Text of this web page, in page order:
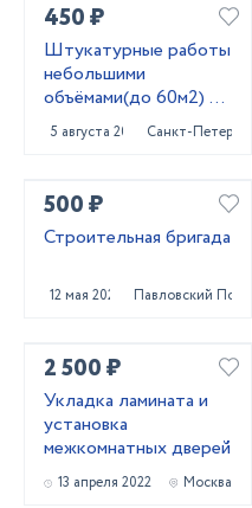
450 ₽
Штукатурные работы
небольшими
объёмами(до 60м2) по
маякам, по правилу
5 августа 2022 Санкт-Петербург
500 ₽
Строительная бригада
12 мая 2022 Павловский Посад
2 500 ₽
Укладка ламината и
установка
межкомнатных дверей
13 апреля 2022 Москва